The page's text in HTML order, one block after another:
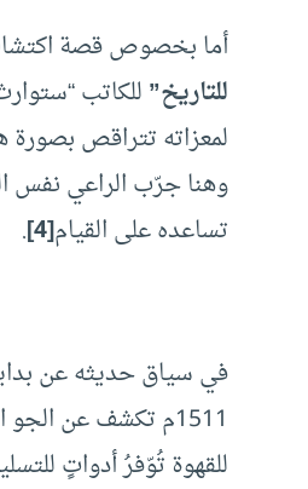
أما بخصوص قصة
للتاريخ”للكاتب
لمعزاته تتراقص بصورة
وهنا جرّب الراعي نفس
تساعده على القيام[4]
.
في سياق حديثه عن
1511م تكشف عن